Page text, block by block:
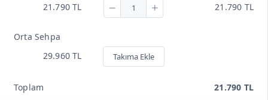
21.790 TL
21.790 TL
Orta Sehpa
29.960 TL
Takıma Ekle
Toplam 21.790 TL